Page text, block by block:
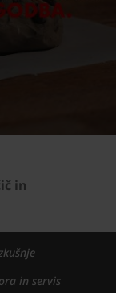
in
in servis